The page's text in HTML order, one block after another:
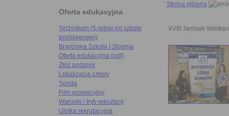
Oferta edukacyjna
Technikum (5-letnie po szkole
podstawowej)
Branżowa Szkoła I Stopnia
Oferta edukacyjna (pdf)
Złóż podanie
Lokalizacja szkoły
Sonda
Film promocyjny
Warunki i tryb rekrutacji
Ulotka rekrutacyjna
Strona główna
XVIII Jarmark